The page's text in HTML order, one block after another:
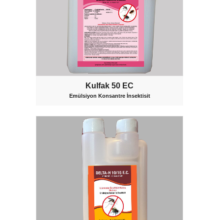
Kulfak 50 EC
Emülsiyon Konsantre İnsektisit